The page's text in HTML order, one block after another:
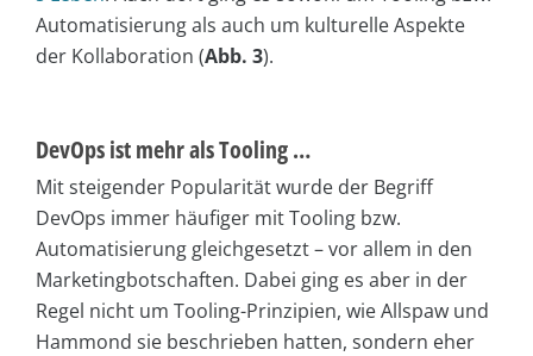
Automatisierung als auch um kulturelle Aspekte
der Kollaboration (Abb. 3).
DevOps ist mehr als Tooling …
Mit steigender Popularität wurde der Begriff
DevOps immer häufiger mit Tooling bzw.
Automatisierung gleichgesetzt – vor allem in den
Marketingbotschaften. Dabei ging es aber in der
Regel nicht um Tooling-Prinzipien, wie Allspaw und
Hammond sie beschrieben hatten, sondern eher